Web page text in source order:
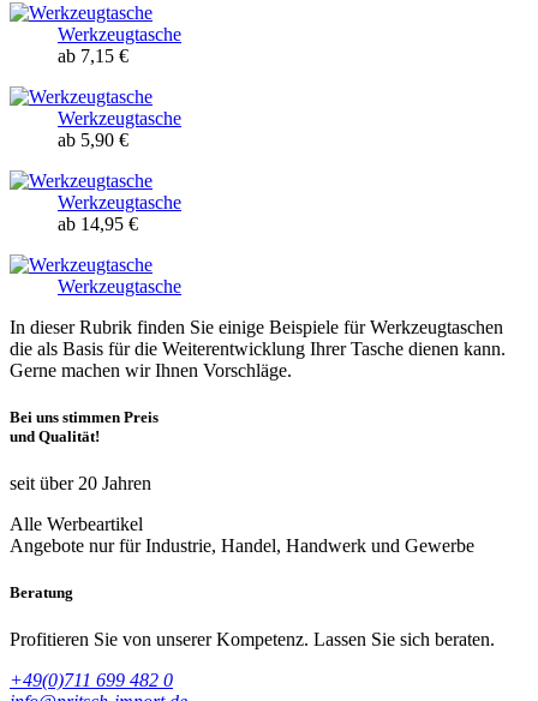
Werkzeugtasche
ab 7,15 €
Werkzeugtasche
ab 5,90 €
Werkzeugtasche
ab 14,95 €
Werkzeugtasche
In dieser Rubrik finden Sie einige Beispiele für Werkzeugtaschen
die als Basis für die Weiterentwicklung Ihrer Tasche dienen kann.
Gerne machen wir Ihnen Vorschläge.
Bei uns stimmen Preis
und Qualität!
seit über 20 Jahren
Alle Werbeartikel
Angebote nur für Industrie, Handel, Handwerk und Gewerbe
Beratung
Profitieren Sie von unserer Kompetenz. Lassen Sie sich beraten.
+49(0)711 699 482 0